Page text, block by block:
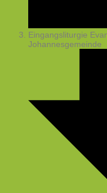
Eingangsliturgie
Johannesgemeinde